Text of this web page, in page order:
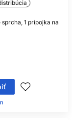
sprcha, 1 prípojka na